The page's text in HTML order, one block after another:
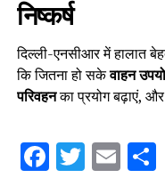
निष्कर्ष
दिल्ली-एनसीआर में हालात
कि जितना हो सकेवाहन
परिवहनका प्रयोग बढ़ाएं,
Facebook
Twitter